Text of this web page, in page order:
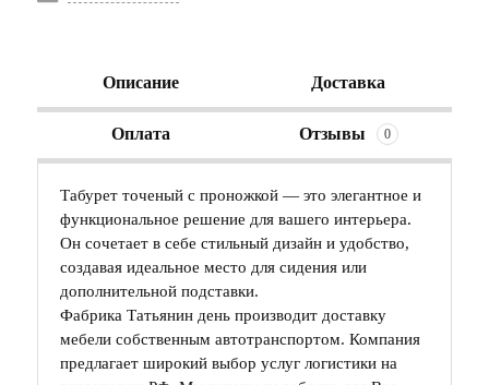
Описание Доставка
Оплата Отзывы 0
Табурет точеный с проножкой — это элегантное и
функциональное решение для вашего интерьера.
Он сочетает в себе стильный дизайн и удобство,
создавая идеальное место для сидения или
дополнительной подставки.
Фабрика Татьянин день производит доставку
мебели собственным автотранспортом. Компания
предлагает широкий выбор услуг логистики на